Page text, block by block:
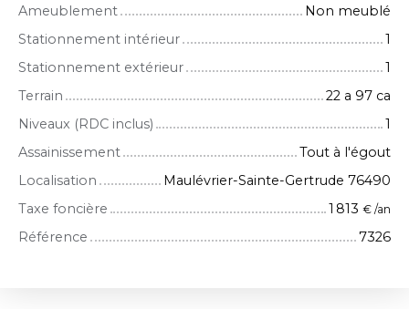
Ameublement
Non meublé
Stationnement intérieur
1
Stationnement extérieur
1
Terrain
22 a 97 ca
Niveaux (RDC inclus)
1
Assainissement
Tout à l'égout
Localisation
Maulévrier-Sainte-Gertrude 76490
Taxe foncière
1 813 € /an
Référence 7326